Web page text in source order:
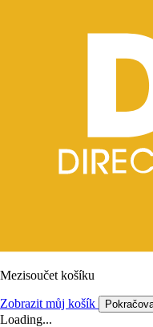
Mezisoučet košíku
Zobrazit můj košík
Loading...